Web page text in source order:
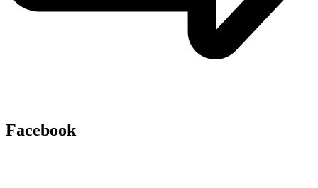
Facebook